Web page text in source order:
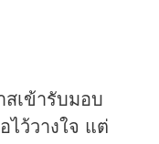
เข้ารับมอบ
ว้วางใจ แต่